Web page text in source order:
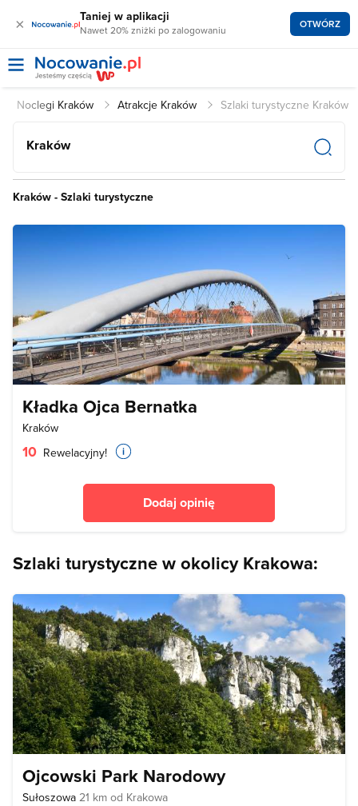
× Taniej w aplikacji
Nawet 20% zniżki po zalogowaniu OTWÓRZ
Noclegi Kraków Atrakcje Kraków Szlaki turystyczne Kraków
Kraków
Kraków - Szlaki turystyczne
Kładka Ojca Bernatka
Kraków
10 Rewelacyjny!
Dodaj opinię
Szlaki turystyczne w okolicy Krakowa:
Ojcowski Park Narodowy
Sułoszowa 21 km od Krakowa